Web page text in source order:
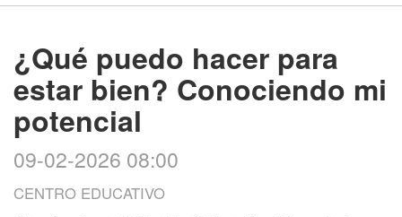
¿Qué puedo hacer para
estar bien? Conociendo mi
potencial
09-02-2026 08:00
CENTRO EDUCATIVO